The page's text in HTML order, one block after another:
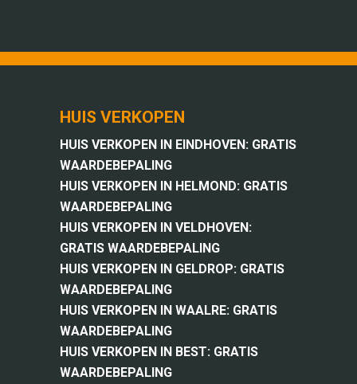
HUIS VERKOPEN
HUIS VERKOPEN IN EINDHOVEN: GRATIS
WAARDEBEPALING
HUIS VERKOPEN IN HELMOND: GRATIS
WAARDEBEPALING
HUIS VERKOPEN IN VELDHOVEN:
GRATIS WAARDEBEPALING
HUIS VERKOPEN IN GELDROP: GRATIS
WAARDEBEPALING
HUIS VERKOPEN IN WAALRE: GRATIS
WAARDEBEPALING
HUIS VERKOPEN IN BEST: GRATIS
WAARDEBEPALING